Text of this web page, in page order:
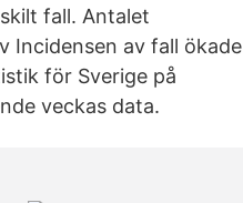
fall. Antalet
Incidensen av fall ökade
för Sverige på
veckas data.